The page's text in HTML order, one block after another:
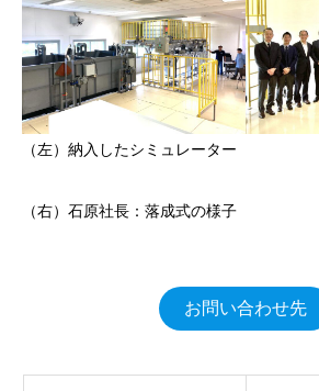
（左）納入したシミュレーター
（右）石原社長：落成式の様子
お問い合わせ先